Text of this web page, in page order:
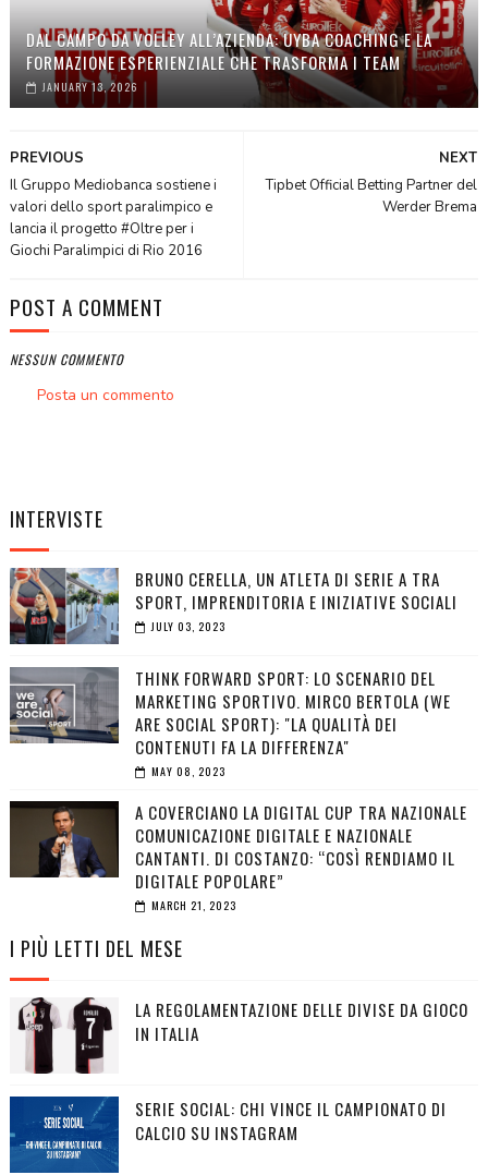
DAL CAMPO DA VOLLEY ALL’AZIENDA: UYBA COACHING E LA
FORMAZIONE ESPERIENZIALE CHE TRASFORMA I TEAM
JANUARY 13, 2026
NEXT
Tipbet Official Betting Partner del
Werder Brema
PREVIOUS
Il Gruppo Mediobanca sostiene i
valori dello sport paralimpico e
lancia il progetto #Oltre per i
Giochi Paralimpici di Rio 2016
POST A COMMENT
NESSUN COMMENTO
Posta un commento
INTERVISTE
BRUNO CERELLA, UN ATLETA DI SERIE A TRA
SPORT, IMPRENDITORIA E INIZIATIVE SOCIALI
JULY 03, 2023
THINK FORWARD SPORT: LO SCENARIO DEL
MARKETING SPORTIVO. MIRCO BERTOLA (WE
ARE SOCIAL SPORT): "LA QUALITÀ DEI
CONTENUTI FA LA DIFFERENZA"
MAY 08, 2023
A COVERCIANO LA DIGITAL CUP TRA NAZIONALE
COMUNICAZIONE DIGITALE E NAZIONALE
CANTANTI. DI COSTANZO: “COSÌ RENDIAMO IL
DIGITALE POPOLARE”
MARCH 21, 2023
I PIÙ LETTI DEL MESE
LA REGOLAMENTAZIONE DELLE DIVISE DA GIOCO
IN ITALIA
SERIE SOCIAL: CHI VINCE IL CAMPIONATO DI
CALCIO SU INSTAGRAM